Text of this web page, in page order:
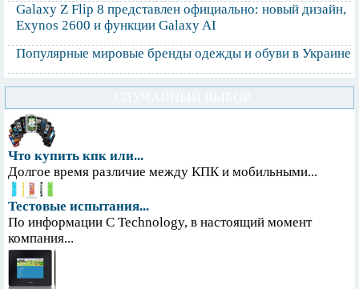
Galaxy Z Flip 8 представлен официально: новый дизайн,
Exynos 2600 и функции Galaxy AI
Популярные мировые бренды одежды и обуви в Украине
Что купить кпк или...
Долгое время различие между КПК и мобильными...
Тестовые испытания...
По информации С Technology, в настоящий момент
компания...